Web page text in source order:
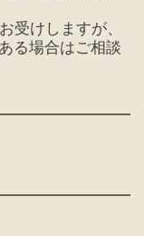
受けしますが、
る場合はご相談